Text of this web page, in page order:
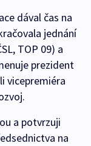
dával čas na
jednání
TOP 09) a
prezident
vicepremiéra
a potvrzuji
na